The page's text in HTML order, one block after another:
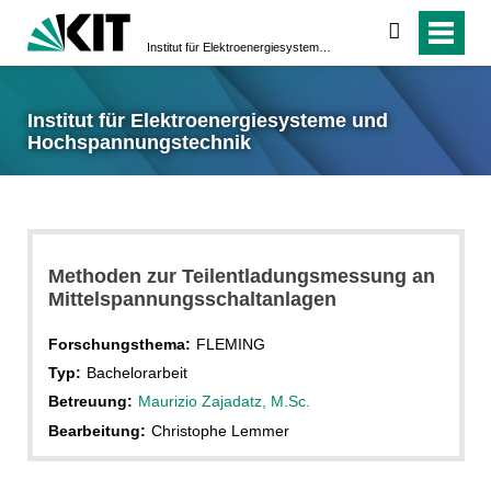
suchen
Institut für Elektroenergiesysteme und
Hochspannungstechnik
Methoden zur Teilentladungsmessung an
Mittelspannungsschaltanlagen
Forschungsthema: FLEMING
Typ: Bachelorarbeit
Betreuung: Maurizio Zajadatz, M.Sc.
Bearbeitung: Christophe Lemmer